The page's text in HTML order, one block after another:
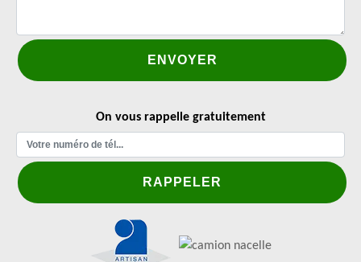
On vous rappelle gratuitement